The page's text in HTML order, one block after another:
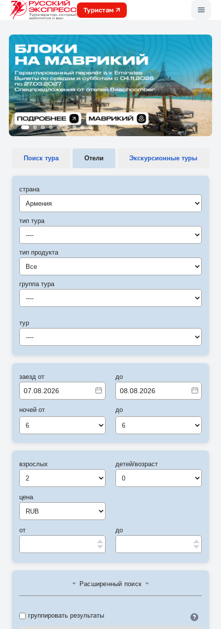
Туристам
Поиск тура Отели Экскурсионные туры
страна
Армения
тип тура
----
тип продукта
Все
группа тура
----
тур
----
заезд от
ночей от
6
до
до
6
взрослых
цена
от
детей/возраст
до
Расширенный поиск
группировать результаты